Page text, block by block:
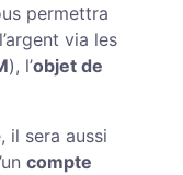
permettra
via les
), l’objet de
il sera aussi
compte